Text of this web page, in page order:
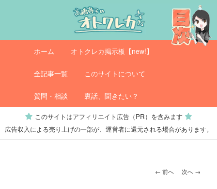
へ
動
オトクレカ
ュ
ホーム オトクレカ掲示板【new!】
全記事一覧 このサイトについて
質問・相談 裏話、聞きたい？
このサイトはアフィリエイト広告（PR）を含みます
広告収入による売り上げの一部が、運営者に還元される場合があります。
投
← 前へ 次へ →